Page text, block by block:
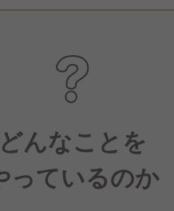
んなことを
っているのか